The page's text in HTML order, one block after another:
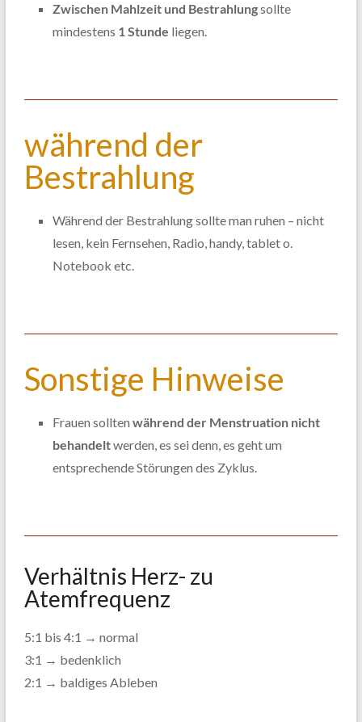
Zwischen Mahlzeit und Bestrahlungsollte
mindestens 1 Stunde liegen.
während der
Bestrahlung
Während der Bestrahlung sollte man ruhen – nicht
lesen, kein Fernsehen, Radio, handy, tablet o.
Notebook etc.
Sonstige Hinweise
Frauen sollten während der Menstruation nicht
behandeltwerden, es sei denn, es geht um
entsprechende Störungen des Zyklus.
Verhältnis Herz- zu
Atemfrequenz
5:1 bis 4:1 → normal
3:1 → bedenklich
2:1 → baldiges Ableben